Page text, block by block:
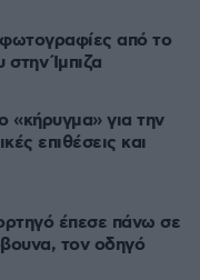
από το
Ίμπιζα
«κήρυγμα» για την
επιθέσεις και
έπεσε πάνω σε
τον οδηγό